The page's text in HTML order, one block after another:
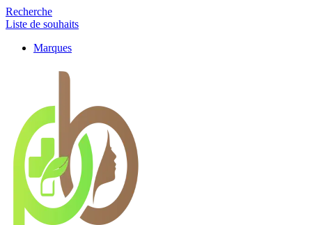
Recherche
Liste de souhaits
Marques